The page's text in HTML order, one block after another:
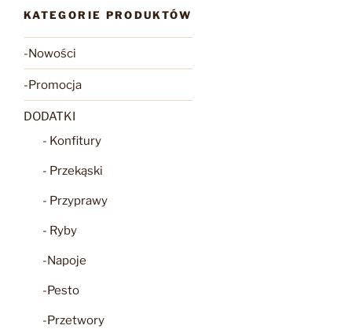
KATEGORIE PRODUKTÓW
-Nowości
-Promocja
DODATKI
- Konfitury
- Przekąski
- Przyprawy
- Ryby
-Napoje
-Pesto
-Przetwory